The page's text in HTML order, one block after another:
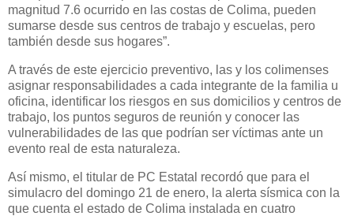
magnitud 7.6 ocurrido en las costas de Colima, pueden
sumarse desde sus centros de trabajo y escuelas, pero
también desde sus hogares”.
A través de este ejercicio preventivo, las y los colimenses
asignar responsabilidades a cada integrante de la familia u
oficina, identificar los riesgos en sus domicilios y centros de
trabajo, los puntos seguros de reunión y conocer las
vulnerabilidades de las que podrían ser víctimas ante un
evento real de esta naturaleza.
Así mismo, el titular de PC Estatal recordó que para el
simulacro del domingo 21 de enero, la alerta sísmica con la
que cuenta el estado de Colima instalada en cuatro